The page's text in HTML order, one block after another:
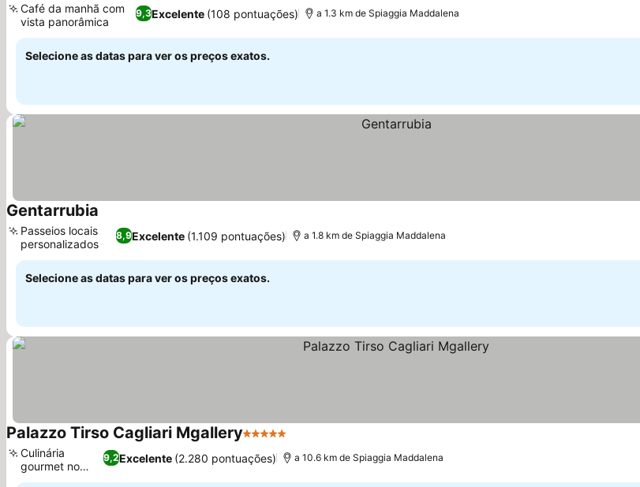
9,3Excelente (108 pontuações)
Café da manhã com
vista panorâmica
a 1.3 km de Spiaggia Maddalena
Selecione as datas para ver os preços exatos.
Gentarrubia
8,9Excelente (1.109 pontuações)
Passeios locais
personalizados
a 1.8 km de Spiaggia Maddalena
Selecione as datas para ver os preços exatos.
Palazzo Tirso Cagliari Mgallery5 Estrelas
9,2Excelente (2.280 pontuações)
Culinária
gourmet no
Terra
a 10.6 km de Spiaggia Maddalena